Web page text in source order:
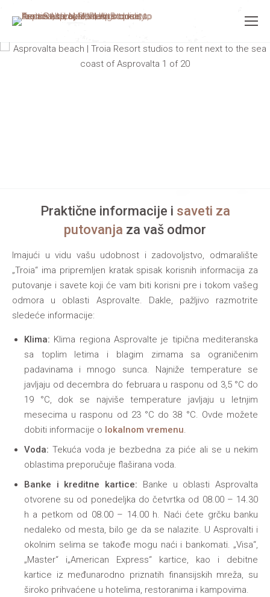
Praktične informacije i saveti za
putovanja za vaš odmor
Imajući u vidu vašu udobnost i zadovoljstvo, odmaralište
„Troia“ ima pripremljen kratak spisak korisnih informacija za
putovanje i savete koji će vam biti korisni pre i tokom vašeg
odmora u oblasti Asprovalte. Dakle, pažljivo razmotrite
sledeće informacije:
Klima: Klima regiona Asprovalte je tipična mediteranska
sa toplim letima i blagim zimama sa ograničenim
padavinama i mnogo sunca. Najniže temperature se
javljaju od decembra do februara u rasponu od 3,5 °C do
19 °C, dok se najviše temperature javljaju u letnjim
mesecima u rasponu od 23 °C do 38 °C. Ovde možete
dobiti informacije o lokalnom vremenu.
Voda: Tekuća voda je bezbedna za piće ali se u nekim
oblastima preporučuje flaširana voda.
Banke i kreditne kartice: Banke u oblasti Asprovalta
otvorene su od ponedeljka do četvrtka od 08.00 – 14.30
h a petkom od 08.00 – 14.00 h. Naći ćete grčku banku
nedaleko od mesta, bilo ge da se nalazite. U Asprovalti i
okolnim selima se takođe mogu naći i bankomati. „Visa“,
„Master“ i„American Express“ kartice, kao i debitne
kartice iz međunarodno priznatih finansijskih mreža, su
široko prihvaćene u hotelima, restoranima i kampovima.